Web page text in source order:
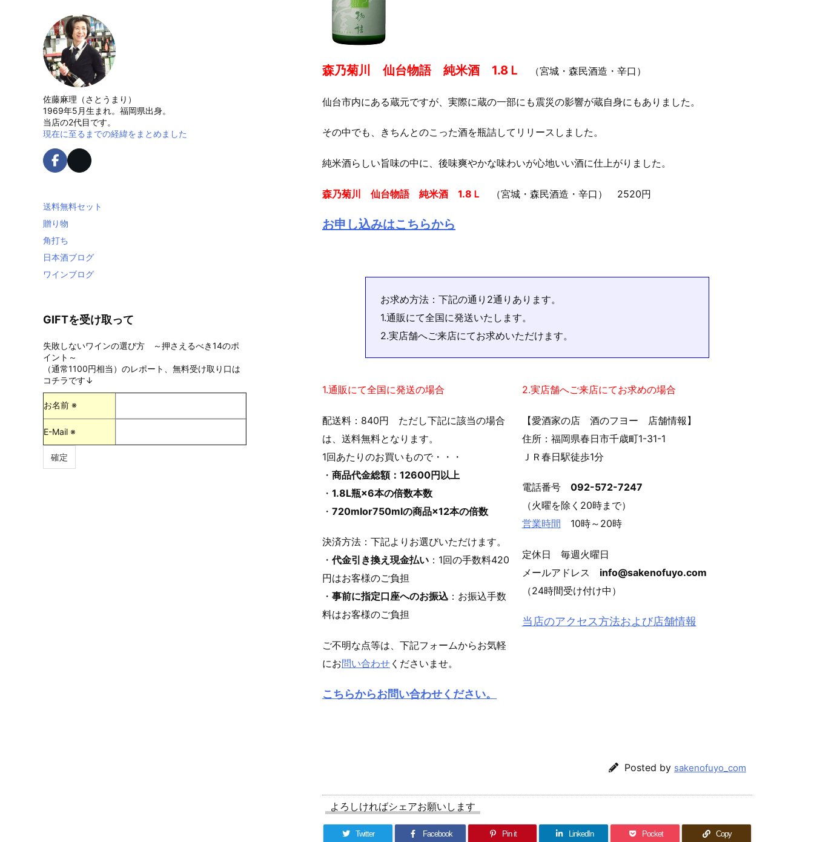
森乃菊川 仙台物語 純米酒 1.8Ｌ （宮城・森民酒造・辛口）
仙台市内にある蔵元ですが、実際に蔵の一部にも震災の影響が蔵自身にもありました。
その中でも、きちんとのこった酒を瓶詰してリリースしました。
純米酒らしい旨味の中に、後味爽やかな味わいが心地いい酒に仕上がりました。
森乃菊川 仙台物語 純米酒 1.8Ｌ （宮城・森民酒造・辛口） 2520円
お申し込みはこちらから
お求め方法：下記の通り2通りあります。
1.通販にて全国に発送いたします。
2.実店舗へご来店にてお求めいただけます。
1.通販にて全国に発送の場合
配送料：840円 ただし下記に該当の場合
は、送料無料となります。
1回あたりのお買いもので・・・
・ 商品代金総額：12600円以上
・ 1.8L瓶×6本の倍数本数
・ 720mlor750mlの商品×12本の倍数
決済方法：下記よりお選びいただけます。
・ 代金引き換え現金払い ：1回の手数料420
円はお客様のご負担
・ 事前に指定口座へのお振込 ：お振込手数
料はお客様のご負担
ご不明な点等は、下記フォームからお気軽
にお問い合わせ くださいませ。
こちらからお問い合わせください。
2.実店舗へご来店にてお求めの場合
【愛酒家の店 酒のフヨー 店舗情報】
住所：福岡県春日市千歳町1-31-1
ＪＲ春日駅徒歩1分
電話番号 092-572-7247
（火曜を除く20時まで）
営業時間 10時～20時
定休日 毎週火曜日
メールアドレス info@sakenofuyo.com
（24時間受け付け中）
当店のアクセス方法および店舗情報
Posted by sakenofuyo_com
よろしければシェアお願いします
Twitter Facebook Pin it LinkedIn Pocket Copy
佐藤麻理（さとうまり）
1969年5月生まれ。福岡県出身。
当店の2代目です。
現在に至るまでの経緯をまとめました
送料無料セット
贈り物
角打ち
日本酒ブログ
ワインブログ
GIFTを受け取って
失敗しないワインの選び方 ～押さえるべき14のポ
イント～
（通常1100円相当）のレポート、無料受け取り口は
コチラです↓
お名前 ※
E-Mail ※